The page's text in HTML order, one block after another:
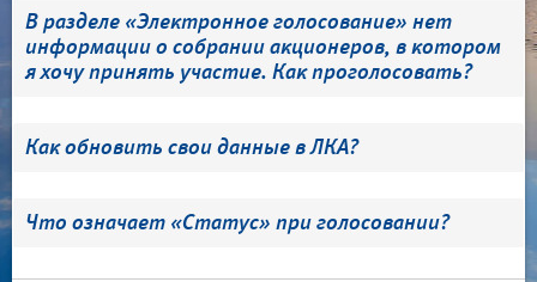
В разделе «Электронное голосование» нет
информации о собрании акционеров, в котором
я хочу принять участие. Как проголосовать?
Как обновить свои данные в ЛКА?
Что означает «Статус» при голосовании?